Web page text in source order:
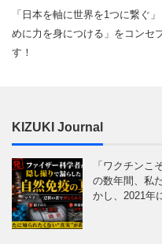
「日本を軸に世界を1つに繋ぐ
めに力を身につける」をコンセ
す！
KIZUKI Journal
「ワクチン
の数年間、私
かし、2021年